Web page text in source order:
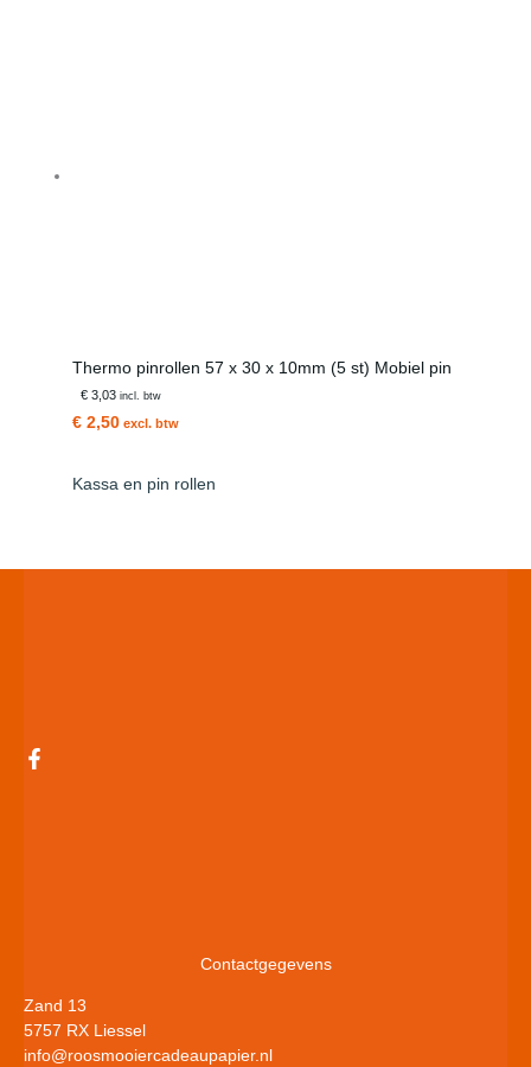
Thermo pinrollen 57 x 30 x 10mm (5 st) Mobiel pin
€ 3,03incl. btw
€ 2,50 excl. btw
Kassa en pin rollen
Contactgegevens
Zand 13
5757 RX Liessel
info@roosmooiercadeaupapier.nl